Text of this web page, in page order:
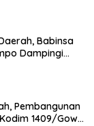
Babinsa
Dampingi
Pembangunan
1409/Gowa